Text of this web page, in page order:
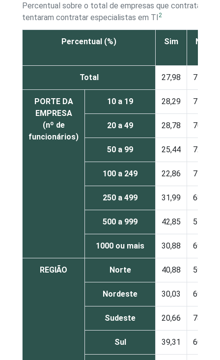
Percentual sobre o total de empresas que contrataram
tentaram contratar especialistas em TI2
Percentual (%) Sim Não
Total 27,98 71,57
PORTE DA
EMPRESA
(nº de
funcionários)
10 a 19 28,29 71,71
20 a 49 28,78 70,48
50 a 99 25,44 72,79
100 a 249 22,86 77,14
250 a 499 31,99 68,01
500 a 999 42,85 57,15
1000 ou mais 30,88 69,12
REGIÃO Norte 40,88 59,12
Nordeste 30,03 69,97
Sudeste 20,66 78,57
Sul 39,31 60,69